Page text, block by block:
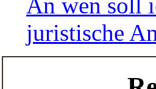
juristische